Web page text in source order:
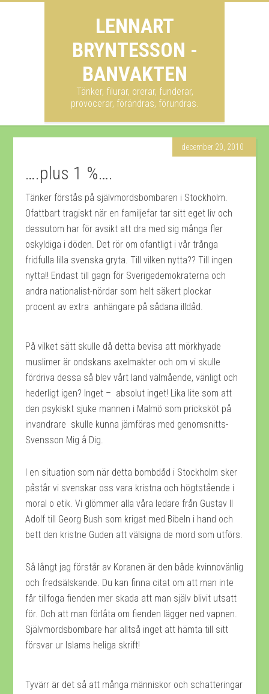
LENNART
BRYNTESSON -
BANVAKTEN
Tänker, filurar, orerar, funderar,
provocerar, förändras, förundras.
december 20, 2010
….plus 1 %….
Tänker förstås på självmordsbombaren i Stockholm.
Ofattbart tragiskt när en familjefar tar sitt eget liv och
dessutom har för avsikt att dra med sig många fler
oskyldiga i döden. Det rör om ofantligt i vår trånga
fridfulla lilla svenska gryta. Till vilken nytta?? Till ingen
nytta!! Endast till gagn för Sverigedemokraterna och
andra nationalist-nördar som helt säkert plockar
procent av extra anhängare på sådana illdåd.
På vilket sätt skulle då detta bevisa att mörkhyade
muslimer är ondskans axelmakter och om vi skulle
fördriva dessa så blev vårt land välmående, vänligt och
hederligt igen? Inget – absolut inget! Lika lite som att
den psykiskt sjuke mannen i Malmö som pricksköt på
invandrare skulle kunna jämföras med genomsnitts-
Svensson Mig å Dig.
I en situation som när detta bombdåd i Stockholm sker
påstår vi svenskar oss vara kristna och högtstående i
moral o etik. Vi glömmer alla våra ledare från Gustav II
Adolf till Georg Bush som krigat med Bibeln i hand och
bett den kristne Guden att välsigna de mord som utförs.
Så långt jag förstår av Koranen är den både kvinnovänlig
och fredsälskande. Du kan finna citat om att man inte
får tillfoga fienden mer skada att man själv blivit utsatt
för. Och att man förlåta om fienden lägger ned vapnen.
Självmordsbombare har alltså inget att hämta till sitt
försvar ur Islams heliga skrift!
Tyvärr är det så att många människor och schatteringar